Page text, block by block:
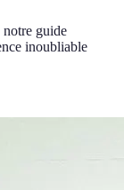
notre guide
inoubliable